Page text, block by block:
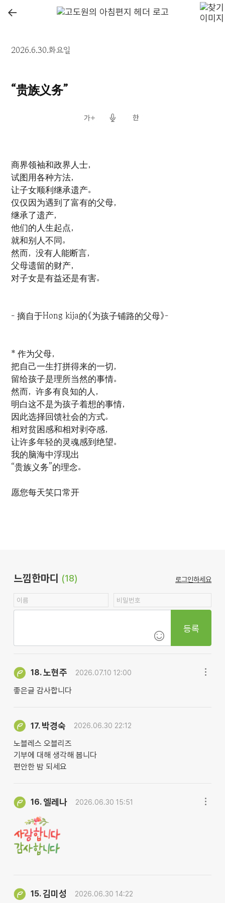
←
2026.6.30.화요일
“贵族义务”
商界领袖和政界人士，
试图用各种方法，
让子女顺利继承遗产。
仅仅因为遇到了富有的父母，
继承了遗产，
他们的人生起点，
就和别人不同。
然而，没有人能断言，
父母遗留的财产，
对子女是有益还是有害。
- 摘自于Hong kija的《为孩子铺路的父母》-
* 作为父母，
把自己一生打拼得来的一切，
‌留给孩子是理所当然的事情。
然而，许多有良知的人，
明白这不是为孩子着想的事情，
因此选择回馈社会的方式。
相对贫困感和相对剥夺感，
让许多年轻的灵魂感到绝望。
我的脑海中浮现出
“贵族义务”的理念。
愿您每天笑口常开
느낌한마디 (18) 로그인하세요
등록
18.노현주 2026.07.10 12:00
좋은글 감사합니다
17. 박경숙 2026.06.30 22:12
노블레스 오블리즈
기부에 대해 생각해 봅니다
편안한 밤 되세요
16. 엘레나 2026.06.30 15:51
15.김미성 2026.06.30 14:22